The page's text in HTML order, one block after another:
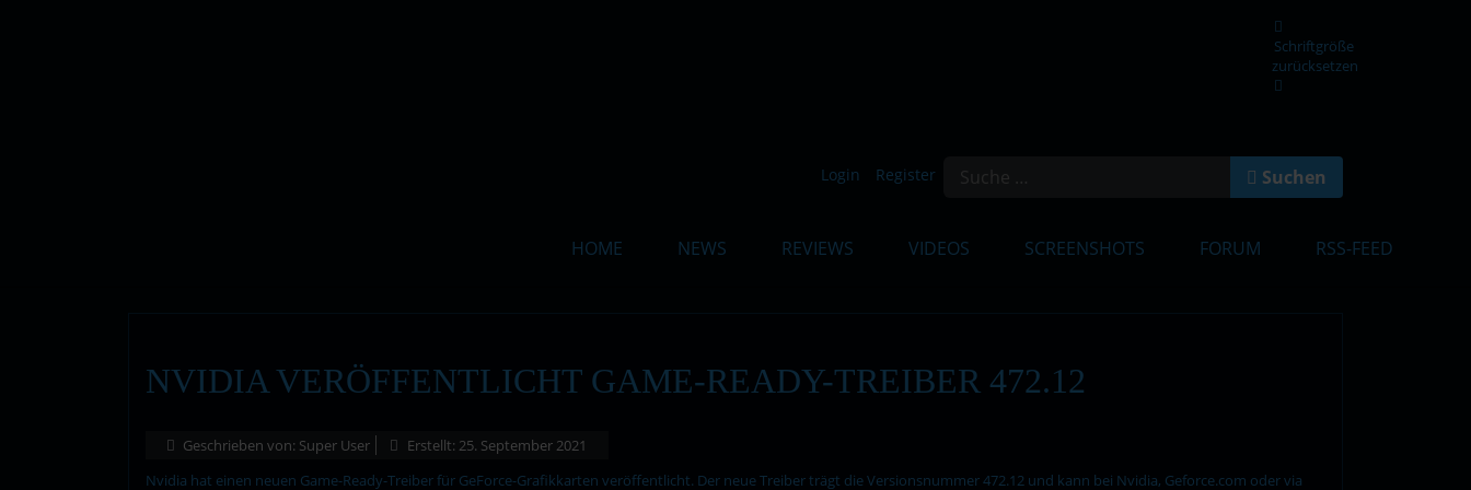
Schriftgröße
zurücksetzen
Login Register Suchen
HOME NEWS REVIEWS VIDEOS SCREENSHOTS FORUM RSS-FEED
NVIDIA VERÖFFENTLICHT GAME-READY-TREIBER 472.12
Geschrieben von: Super User
Erstellt: 25. September 2021
Nvidia hat einen neuen Game-Ready-Treiber für GeForce-Grafikkarten veröffentlicht. Der neue Treiber trägt die Versionsnummer 472.12 und kann bei Nvidia, Geforce.com oder via